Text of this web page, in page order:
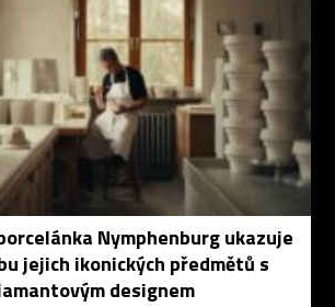
Nymphenburg ukazuje
jejich ikonických předmětů s
designem